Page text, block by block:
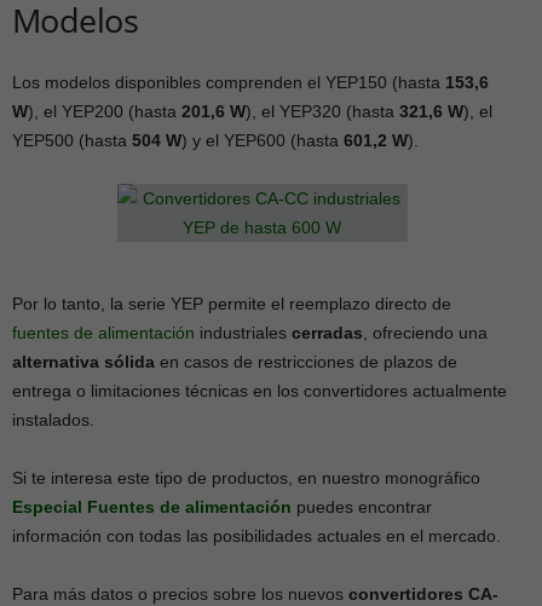
Modelos
Los modelos disponibles comprenden el YEP150 (hasta 153,6
W), el YEP200 (hasta 201,6 W), el YEP320 (hasta 321,6 W), el
YEP500 (hasta 504 W) y el YEP600 (hasta 601,2 W).
Por lo tanto, la serie YEP permite el reemplazo directo de
fuentes de alimentación industriales cerradas , ofreciendo una
alternativa sólida en casos de restricciones de plazos de
entrega o limitaciones técnicas en los convertidores actualmente
instalados.
Si te interesa este tipo de productos, en nuestro monográfico
Especial Fuentes de alimentación puedes encontrar
información con todas las posibilidades actuales en el mercado.
Para más datos o precios sobre los nuevos convertidores CA-